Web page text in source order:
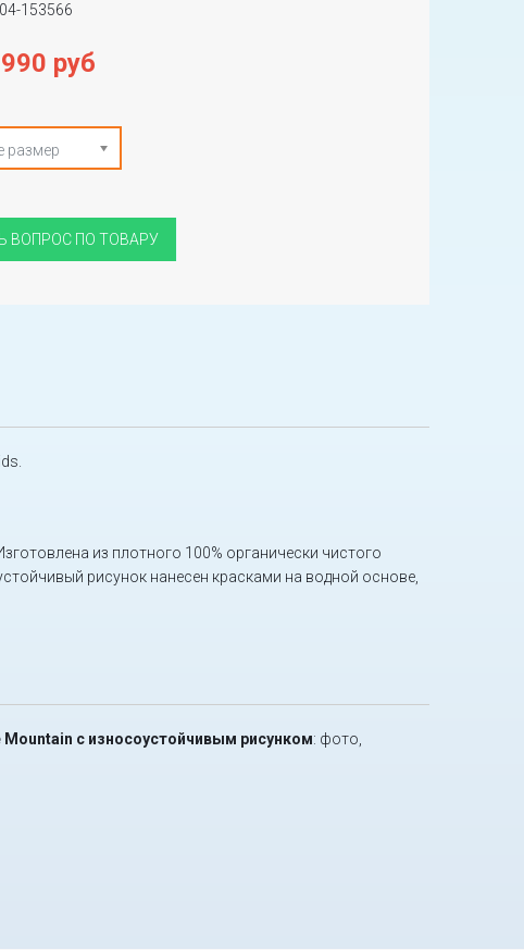
153566
990 руб
размер
ВОПРОС ПО ТОВАРУ
из плотного 100% органически чистого
рисунок нанесен красками на водной основе,
с износоустойчивым рисунком: фото,